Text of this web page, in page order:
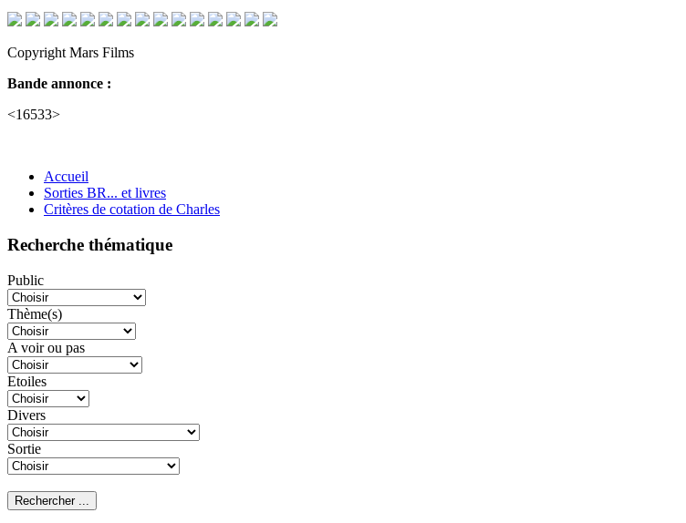
Copyright Mars Films
Bande annonce :
<16533>
Accueil
Sorties BR... et livres
Critères de cotation de Charles
Recherche thématique
Public
Thème(s)
A voir ou pas
Etoiles
Divers
Sortie